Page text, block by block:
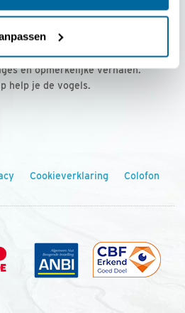
voor € 36,00 per jaar
voor onze leden, met
en opmerkelijke verhalen.
help je de vogels.
Cookieverklaring Colofon